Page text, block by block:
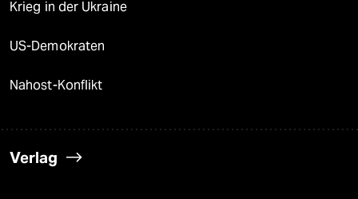
Krieg in der Ukraine
US-Demokraten
Nahost-Konflikt
Verlag